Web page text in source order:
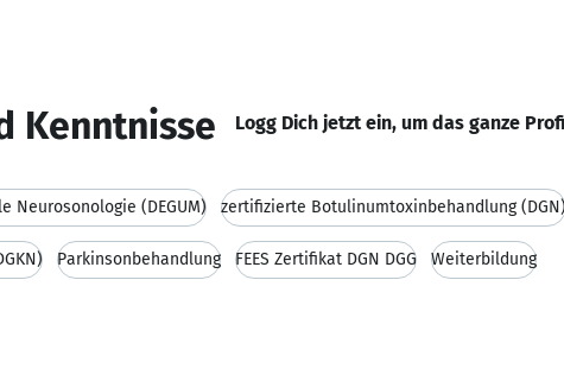
Kenntnisse Logg Dich jetzt ein, um das ganze
Neurosonologie (DEGUM) zertifizierte Botulinumtoxinbehandlung
Parkinsonbehandlung FEES Zertifikat DGN DGG Weiterbildung